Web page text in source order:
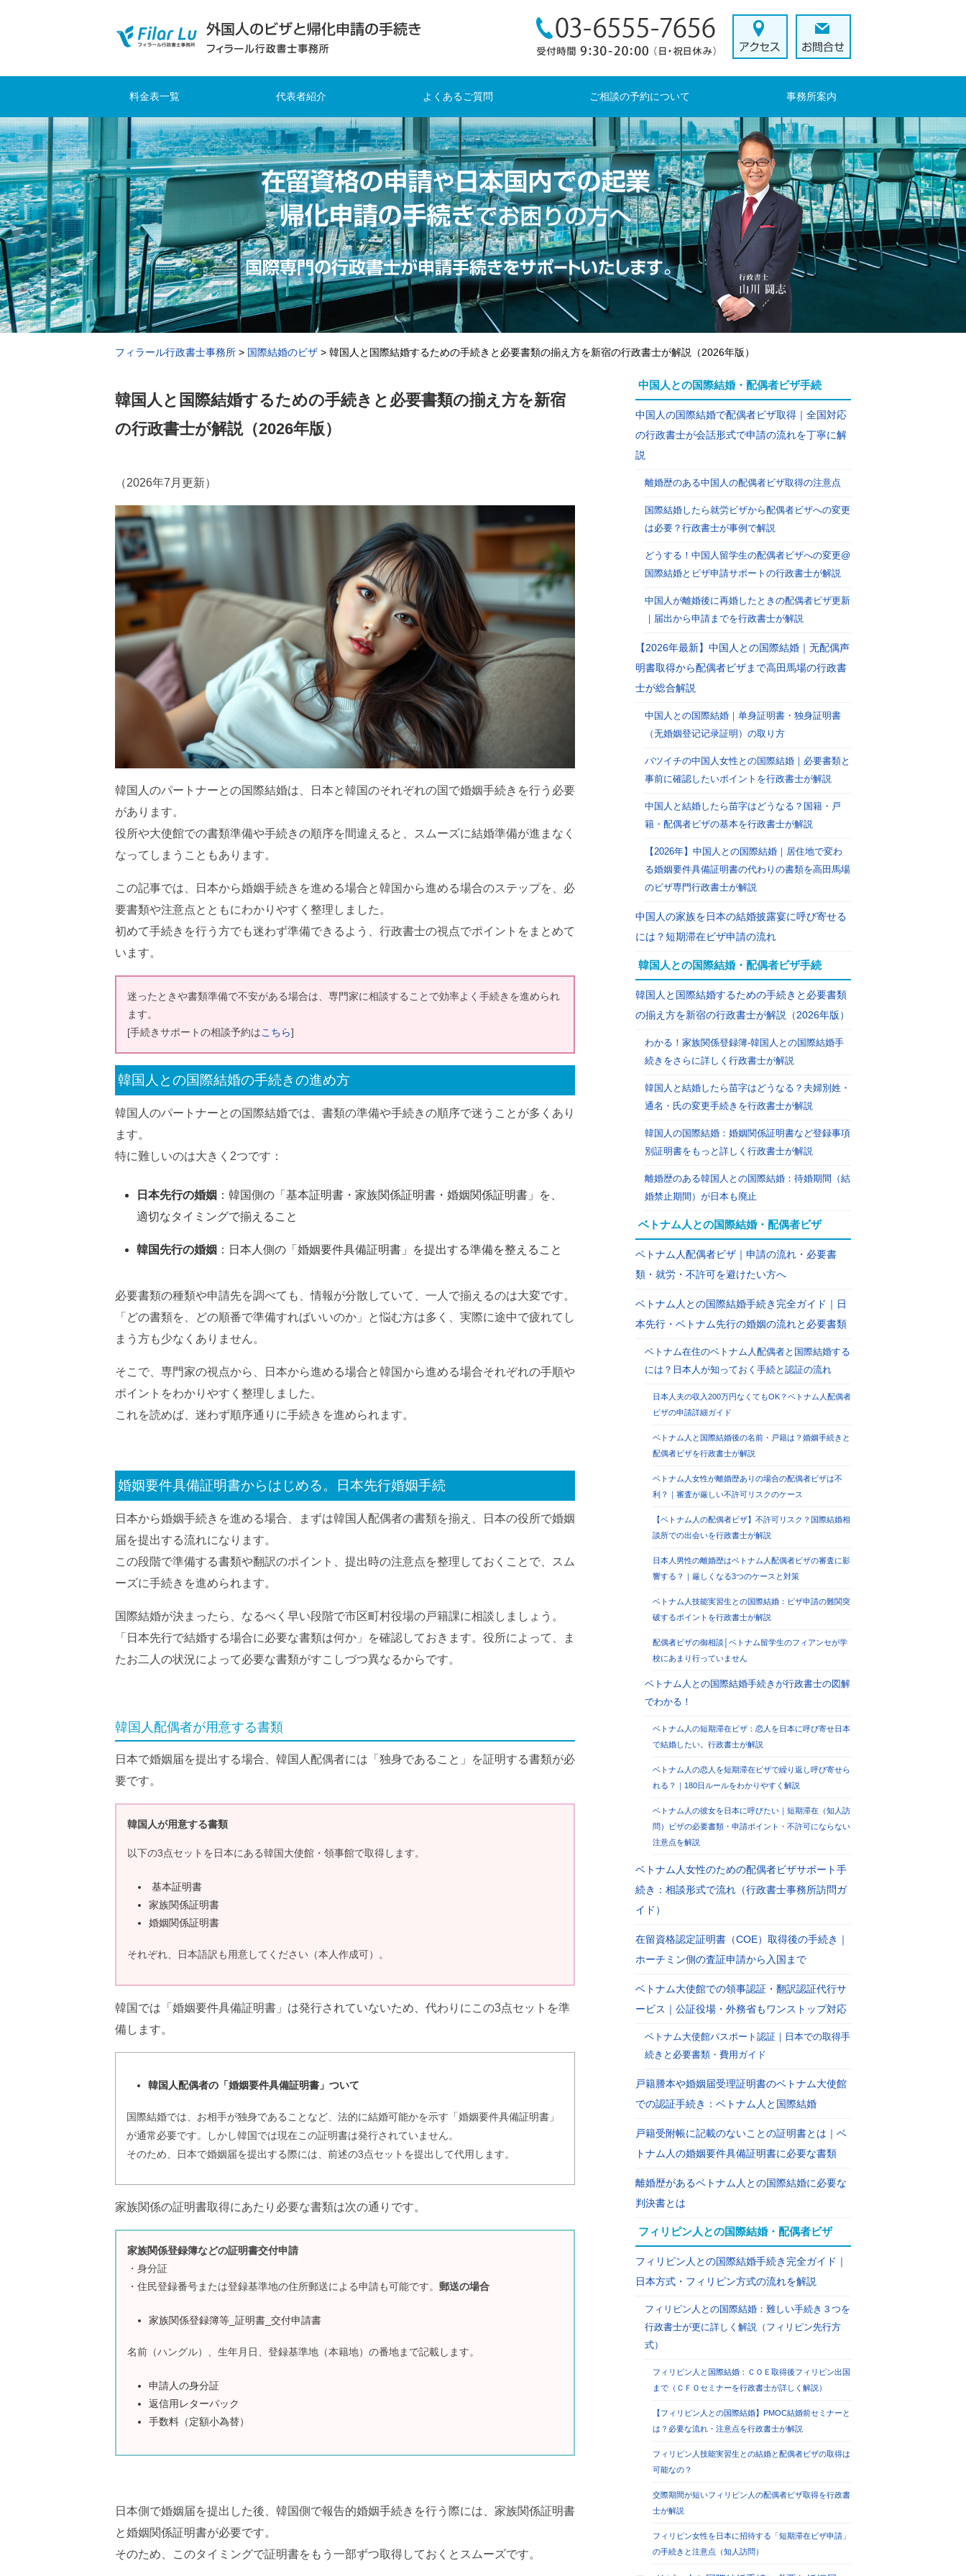
料金表一覧 代表者紹介 よくあるご質問 ご相談の予約について 事務所案内
フィラール行政書士事務所 > 国際結婚のビザ > 韓国人と国際結婚するための手続きと必要書類の揃え方を新宿の行政書士が解説（2026年版）
韓国人と国際結婚するための手続きと必要書類の揃え方を新宿
の行政書士が解説（2026年版）
（2026年7月更新）
韓国人のパートナーとの国際結婚は、日本と韓国のそれぞれの国で婚姻手続きを行う必要
があります。
役所や大使館での書類準備や手続きの順序を間違えると、スムーズに結婚準備が進まなく
なってしまうこともあります。
この記事では、日本から婚姻手続きを進める場合と韓国から進める場合のステップを、必
要書類や注意点とともにわかりやすく整理しました。
初めて手続きを行う方でも迷わず準備できるよう、行政書士の視点でポイントをまとめて
います。
迷ったときや書類準備で不安がある場合は、専門家に相談することで効率よく手続きを進められ
ます。
[手続きサポートの相談予約はこちら]
韓国人との国際結婚の手続きの進め方
韓国人のパートナーとの国際結婚では、書類の準備や手続きの順序で迷うことが多くあり
ます。
特に難しいのは大きく2つです：
日本先行の婚姻 ：韓国側の「基本証明書・家族関係証明書・婚姻関係証明書」を、
適切なタイミングで揃えること
韓国先行の婚姻 ：日本人側の「婚姻要件具備証明書」を提出する準備を整えること
必要書類の種類や申請先を調べても、情報が分散していて、一人で揃えるのは大変です。
「どの書類を、どの順番で準備すればいいのか」と悩む方は多く、実際に途中で疲れてし
まう方も少なくありません。
そこで、専門家の視点から、日本から進める場合と韓国から進める場合それぞれの手順や
ポイントをわかりやすく整理しました。
これを読めば、迷わず順序通りに手続きを進められます。
婚姻要件具備証明書からはじめる。日本先行婚姻手続
日本から婚姻手続きを進める場合、まずは韓国人配偶者の書類を揃え、日本の役所で婚姻
届を提出する流れになります。
この段階で準備する書類や翻訳のポイント、提出時の注意点を整理しておくことで、スム
ーズに手続きを進められます。
国際結婚が決まったら、なるべく早い段階で市区町村役場の戸籍課に相談しましょう。
「日本先行で結婚する場合に必要な書類は何か」を確認しておきます。役所によって、ま
たお二人の状況によって必要な書類がすこしづつ異なるからです。
韓国人配偶者が用意する書類
日本で婚姻届を提出する場合、韓国人配偶者には「独身であること」を証明する書類が必
要です。
韓国人が用意する書類
以下の3点セットを日本にある韓国大使館・領事館で取得します。
基本証明書
家族関係証明書
婚姻関係証明書
それぞれ、日本語訳も用意してください（本人作成可）。
韓国では「婚姻要件具備証明書」は発行されていないため、代わりにこの3点セットを準
備します。
韓国人配偶者の「婚姻要件具備証明書」ついて
国際結婚では、お相手が独身であることなど、法的に結婚可能かを示す「婚姻要件具備証明書」
が通常必要です。しかし韓国では現在この証明書は発行されていません。
そのため、日本で婚姻届を提出する際には、前述の3点セットを提出して代用します。
家族関係の証明書取得にあたり必要な書類は次の通りです。
家族関係登録簿などの証明書交付申請
・身分証
・住民登録番号または登録基準地の住所郵送による申請も可能です。 郵送の場合
家族関係登録簿等_証明書_交付申請書
名前（ハングル）、生年月日、登録基準地（本籍地）の番地まで記載します。
申請人の身分証
返信用レターパック
手数料（定額小為替）
日本側で婚姻届を提出した後、韓国側で報告的婚姻手続きを行う際には、家族関係証明書
と婚姻関係証明書が必要です。
そのため、このタイミングで証明書をもう一部ずつ取得しておくとスムーズです。
中国人との国際結婚・配偶者ビザ手続
中国人の国際結婚で配偶者ビザ取得｜全国対応
の行政書士が会話形式で申請の流れを丁寧に解
説
離婚歴のある中国人の配偶者ビザ取得の注意点
国際結婚したら就労ビザから配偶者ビザへの変更
は必要？行政書士が事例で解説
どうする！中国人留学生の配偶者ビザへの変更@
国際結婚とビザ申請サポートの行政書士が解説
中国人が離婚後に再婚したときの配偶者ビザ更新
｜届出から申請までを行政書士が解説
【2026年最新】中国人との国際結婚｜无配偶声
明書取得から配偶者ビザまで高田馬場の行政書
士が総合解説
中国人との国際結婚｜单身証明書・独身証明書
（无婚姻登记记录証明）の取り方
バツイチの中国人女性との国際結婚｜必要書類と
事前に確認したいポイントを行政書士が解説
中国人と結婚したら苗字はどうなる？国籍・戸
籍・配偶者ビザの基本を行政書士が解説
【2026年】中国人との国際結婚｜居住地で変わ
る婚姻要件具備証明書の代わりの書類を高田馬場
のビザ専門行政書士が解説
中国人の家族を日本の結婚披露宴に呼び寄せる
には？短期滞在ビザ申請の流れ
韓国人との国際結婚・配偶者ビザ手続
韓国人と国際結婚するための手続きと必要書類
の揃え方を新宿の行政書士が解説（2026年版）
わかる！家族関係登録簿-韓国人との国際結婚手
続きをさらに詳しく行政書士が解説
韓国人と結婚したら苗字はどうなる？夫婦別姓・
通名・氏の変更手続きを行政書士が解説
韓国人の国際結婚：婚姻関係証明書など登録事項
別証明書をもっと詳しく行政書士が解説
離婚歴のある韓国人との国際結婚：待婚期間（結
婚禁止期間）が日本も廃止
ベトナム人との国際結婚・配偶者ビザ
ベトナム人配偶者ビザ｜申請の流れ・必要書
類・就労・不許可を避けたい方へ
ベトナム人との国際結婚手続き完全ガイド｜日
本先行・ベトナム先行の婚姻の流れと必要書類
ベトナム在住のベトナム人配偶者と国際結婚する
には？日本人が知っておく手続と認証の流れ
日本人夫の収入200万円なくてもOK？ベトナム人配偶者
ビザの申請詳細ガイド
ベトナム人と国際結婚後の名前・戸籍は？婚姻手続きと
配偶者ビザを行政書士が解説
ベトナム人女性が離婚歴ありの場合の配偶者ビザは不
利？｜審査が厳しい不許可リスクのケース
【ベトナム人の配偶者ビザ】不許可リスク？国際結婚相
談所での出会いを行政書士が解説
日本人男性の離婚歴はベトナム人配偶者ビザの審査に影
響する？｜厳しくなる3つのケースと対策
ベトナム人技能実習生との国際結婚：ビザ申請の難関突
破するポイントを行政書士が解説
配偶者ビザの御相談│ベトナム留学生のフィアンセが学
校にあまり行っていません
ベトナム人との国際結婚手続きが行政書士の図解
でわかる！
ベトナム人の短期滞在ビザ：恋人を日本に呼び寄せ日本
で結婚したい。行政書士が解説
ベトナム人の恋人を短期滞在ビザで繰り返し呼び寄せら
れる？｜180日ルールをわかりやすく解説
ベトナム人の彼女を日本に呼びたい｜短期滞在（知人訪
問）ビザの必要書類・申請ポイント・不許可にならない
注意点を解説
ベトナム人女性のための配偶者ビザサポート手
続き：相談形式で流れ（行政書士事務所訪問ガ
イド）
在留資格認定証明書（COE）取得後の手続き｜
ホーチミン側の査証申請から入国まで
ベトナム大使館での領事認証・翻訳認証代行サ
ービス｜公証役場・外務省もワンストップ対応
ベトナム大使館パスポート認証｜日本での取得手
続きと必要書類・費用ガイド
戸籍謄本や婚姻届受理証明書のベトナム大使館
での認証手続き：ベトナム人と国際結婚
戸籍受附帳に記載のないことの証明書とは｜ベ
トナム人の婚姻要件具備証明書に必要な書類
離婚歴があるベトナム人との国際結婚に必要な
判決書とは
フィリピン人との国際結婚・配偶者ビザ
フィリピン人との国際結婚手続き完全ガイド｜
日本方式・フィリピン方式の流れを解説
フィリピン人との国際結婚：難しい手続き３つを
行政書士が更に詳しく解説（フィリピン先行方
式）
フィリピン人と国際結婚：ＣＯＥ取得後フィリピン出国
まで（ＣＦＯセミナーを行政書士が詳しく解説）
【フィリピン人との国際結婚】PMOC結婚前セミナーと
は？必要な流れ・注意点を行政書士が解説
フィリピン人技能実習生との結婚と配偶者ビザの取得は
可能なの？
交際期間が短いフィリピン人の配偶者ビザ取得を行政書
士が解説
フィリピン女性を日本に招待する「短期滞在ビザ申請」
の手続きと注意点（知人訪問）